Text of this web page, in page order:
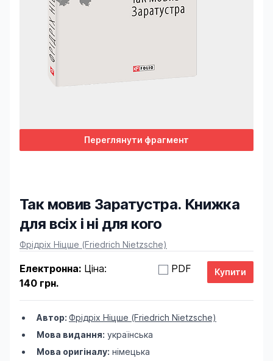
Переглянути фрагмент
Так мовив Заратустра. Книжка
для всіх і ні для кого
Product information
Фрідріх Ніцше (Friedrich Nietzsche)
Електронна: Ціна:
140 грн.
PDF
Автор: Фрідріх Ніцше (Friedrich Nietzsche)
Мова видання: українська
Мова оригіналу: німецька